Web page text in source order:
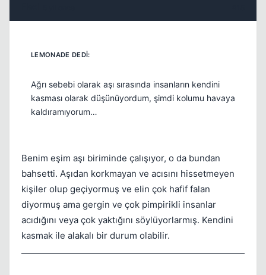
Ağrı sebebi olarak aşı sırasında insanların kendini
kasması olarak düşünüyordum, şimdi kolumu havaya
kaldıramıyorum…
Benim eşim aşı biriminde çalışıyor, o da bundan
bahsetti. Aşıdan korkmayan ve acısını hissetmeyen
kişiler olup geçiyormuş ve elin çok hafif falan
diyormuş ama gergin ve çok pimpirikli insanlar
acıdığını veya çok yaktığını söylüyorlarmış. Kendini
kasmak ile alakalı bir durum olabilir.